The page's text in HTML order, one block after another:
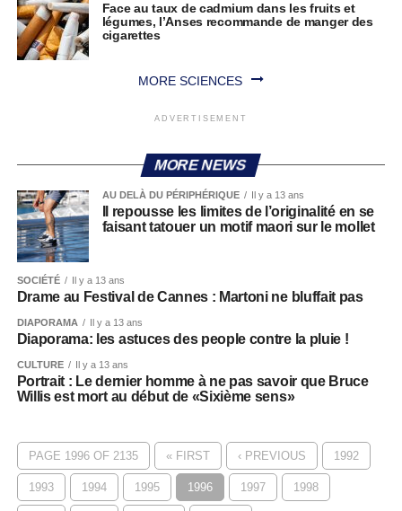
Face au taux de cadmium dans les fruits et
légumes, l’Anses recommande de manger des
cigarettes
MORE SCIENCES
ADVERTISEMENT
MORE NEWS
AU DELÀ DU PÉRIPHÉRIQUE Il y a 13 ans
Il repousse les limites de l’originalité en se
faisant tatouer un motif maori sur le mollet
SOCIÉTÉ Il y a 13 ans
Drame au Festival de Cannes : Martoni ne bluffait pas
DIAPORAMA Il y a 13 ans
Diaporama: les astuces des people contre la pluie !
CULTURE Il y a 13 ans
Portrait : Le dernier homme à ne pas savoir que Bruce
Willis est mort au début de «Sixième sens»
PAGE 1996 OF 2135 « FIRST ‹ PREVIOUS 1992
1993 1994 1995 1996 1997 1998